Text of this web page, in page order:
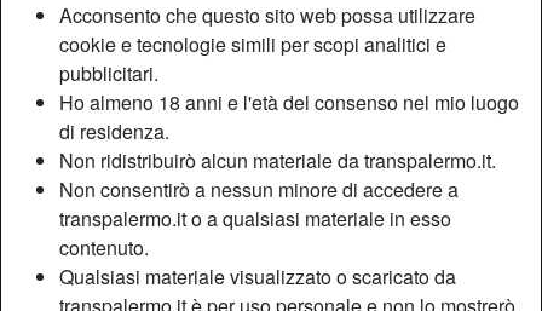
Acconsento che questo sito web possa utilizzare
cookie e tecnologie simili per scopi analitici e
pubblicitari.
Ho almeno 18 anni e l'età del consenso nel mio luogo
di residenza.
Non ridistribuirò alcun materiale da transpalermo.it.
Non consentirò a nessun minore di accedere a
transpalermo.it o a qualsiasi materiale in esso
contenuto.
Qualsiasi materiale visualizzato o scaricato da
Nickname:
Gattinaincalore
Età:
26